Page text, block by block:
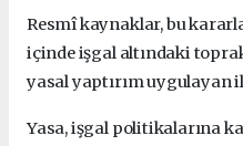
Resmî kaynaklar, bu
içinde işgal altındaki
yasal yaptırım uygulayan
Yasa, işgal politikalarına